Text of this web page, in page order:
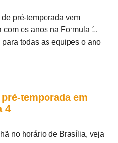
pré-temporada vem
os anos na Formula 1.
todas as equipes o ano
temporada em
4
no horário de Brasília, veja